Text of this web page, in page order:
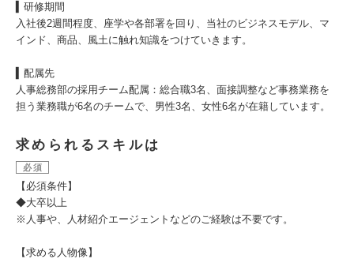
▍研修期間
入社後2週間程度、座学や各部署を回り、当社のビジネスモデル、マ
インド、商品、風土に触れ知識をつけていきます。
▍配属先
人事総務部の採用チーム配属：総合職3名、面接調整など事務業務を
担う業務職が6名のチームで、男性3名、女性6名が在籍しています。
求められるスキルは
必須
【必須条件】
◆大卒以上
※人事や、人材紹介エージェントなどのご経験は不要です。
【求める人物像】